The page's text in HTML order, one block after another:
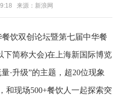
a
来源：新浪网
餐饮双创论坛暨第七届中华餐
下简称大会)在上海新国际博览
·升级”的主题，超20位现象
和现场500+餐饮人一起探索突